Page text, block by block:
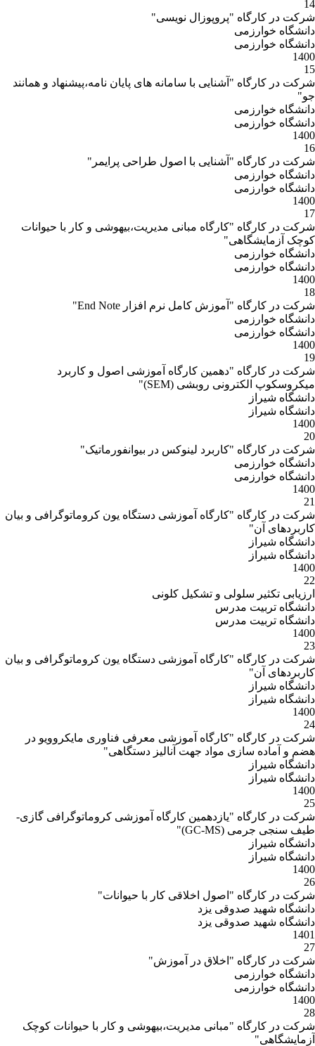
14
شرکت در کارگاه "پروپوزال نویسی"
دانشگاه خوارزمی
دانشگاه خوارزمی
1400
15
شرکت در کارگاه "آشنایی با سامانه های پایان نامه،پیشنهاد و همانند
جو"
دانشگاه خوارزمی
دانشگاه خوارزمی
1400
16
شرکت در کارگاه "آشنایی با اصول طراحی پرایمر"
دانشگاه خوارزمی
دانشگاه خوارزمی
1400
17
شرکت در کارگاه "کارگاه مبانی مدیریت،بیهوشی و کار با حیوانات
کوچک آزمایشگاهی"
دانشگاه خوارزمی
دانشگاه خوارزمی
1400
18
شرکت در کارگاه "آموزش کامل نرم افزار End Note"
دانشگاه خوارزمی
دانشگاه خوارزمی
1400
19
شرکت در کارگاه "دهمین کارگاه آموزشی اصول و کاربرد
میکروسکوپ الکترونی روبشی (SEM)"
دانشگاه شیراز
دانشگاه شیراز
1400
20
شرکت در کارگاه "کاربرد لینوکس در بیوانفورماتیک"
دانشگاه خوارزمی
دانشگاه خوارزمی
1400
21
شرکت در کارگاه "کارگاه آموزشی دستگاه یون کروماتوگرافی و بیان
کاربردهای آن"
دانشگاه شیراز
دانشگاه شیراز
1400
22
ارزیابی تکثیر سلولی و تشکیل کلونی
دانشگاه تربیت مدرس
دانشگاه تربیت مدرس
1400
23
شرکت در کارگاه "کارگاه آموزشی دستگاه یون کروماتوگرافی و بیان
کاربردهای آن"
دانشگاه شیراز
دانشگاه شیراز
1400
24
شرکت در کارگاه "کارگاه آموزشی معرفی فناوری مایکروویو در
هضم و آماده سازی مواد جهت آنالیز دستگاهی"
دانشگاه شیراز
دانشگاه شیراز
1400
25
شرکت در کارگاه "یازدهمین کارگاه آموزشی کروماتوگرافی گازی-
طیف سنجی جرمی (GC-MS)"
دانشگاه شیراز
دانشگاه شیراز
1400
26
شرکت در کارگاه "اصول اخلاقی کار با حیوانات"
دانشگاه شهید صدوقی یزد
دانشگاه شهید صدوقی یزد
1401
27
شرکت در کارگاه "اخلاق در آموزش"
دانشگاه خوارزمی
دانشگاه خوارزمی
1400
28
شرکت در کارگاه "مبانی مدیریت،بیهوشی و کار با حیوانات کوچک
آزمایشگاهی"